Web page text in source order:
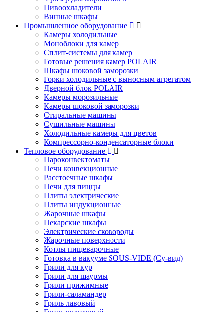
Пивоохладители
Винные шкафы
Промышленное оборудование
Камеры холодильные
Моноблоки для камер
Сплит-системы для камер
Готовые решения камер POLAIR
Шкафы шоковой заморозки
Горки холодильные с выносным агрегатом
Дверной блок POLAIR
Камеры морозильные
Камеры шоковой заморозки
Стиральные машины
Сушильные машины
Холодильные камеры для цветов
Компрессорно-конденсаторные блоки
Тепловое оборудование
Пароконвектоматы
Печи конвекционные
Расстоечные шкафы
Печи для пиццы
Плиты электрические
Плиты индукционные
Жарочные шкафы
Пекарские шкафы
Электрические сковороды
Жарочные поверхности
Котлы пищеварочные
Готовка в вакууме SOUS-VIDE (Су-вид)
Грили для кур
Грили для шаурмы
Грили прижимные
Грили-саламандер
Гриль лавовый